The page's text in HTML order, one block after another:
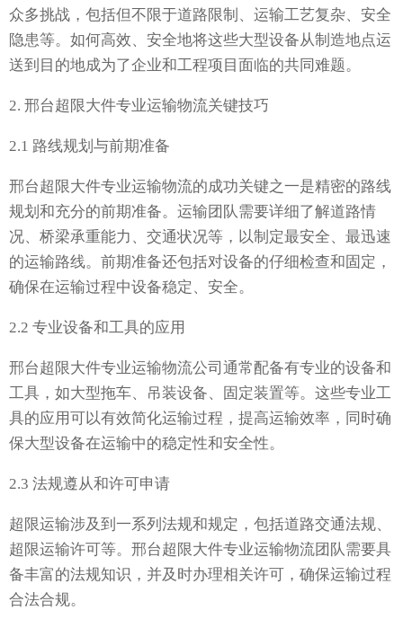
众多挑战，包括但不限于道路限制、运输工艺复杂、安全
隐患等。如何高效、安全地将这些大型设备从制造地点运
送到目的地成为了企业和工程项目面临的共同难题。
2. 邢台超限大件专业运输物流关键技巧
2.1 路线规划与前期准备
邢台超限大件专业运输物流的成功关键之一是精密的路线
规划和充分的前期准备。运输团队需要详细了解道路情
况、桥梁承重能力、交通状况等，以制定最安全、最迅速
的运输路线。前期准备还包括对设备的仔细检查和固定，
确保在运输过程中设备稳定、安全。
2.2 专业设备和工具的应用
邢台超限大件专业运输物流公司通常配备有专业的设备和
工具，如大型拖车、吊装设备、固定装置等。这些专业工
具的应用可以有效简化运输过程，提高运输效率，同时确
保大型设备在运输中的稳定性和安全性。
2.3 法规遵从和许可申请
超限运输涉及到一系列法规和规定，包括道路交通法规、
超限运输许可等。邢台超限大件专业运输物流团队需要具
备丰富的法规知识，并及时办理相关许可，确保运输过程
合法合规。